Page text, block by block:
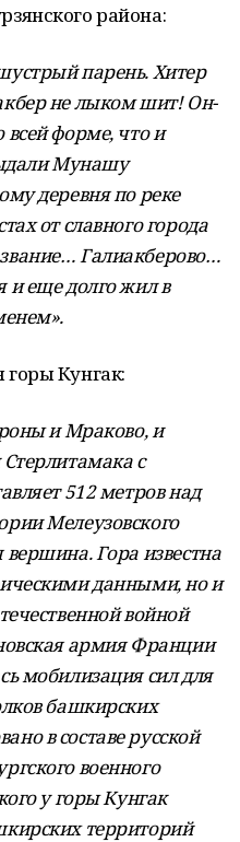
района:
парень. Хитер
не лыком шит! Он-
форме, что и
Мунашу
деревня по реке
от славного города
Галиакберово…
и еще долго жил в
горы Кунгак:
и Мраково, и
с
512 метров над
Мелеузовского
вершина.Гора известна
данными, но и
войной
армия Франции
мобилизация сил для
башкирских
в составе русской
военного
у горы Кунгак
территорий